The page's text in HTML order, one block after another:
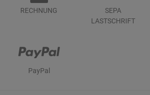
RECHNUNG
SEPA
LASTSCHRIFT
PayPal